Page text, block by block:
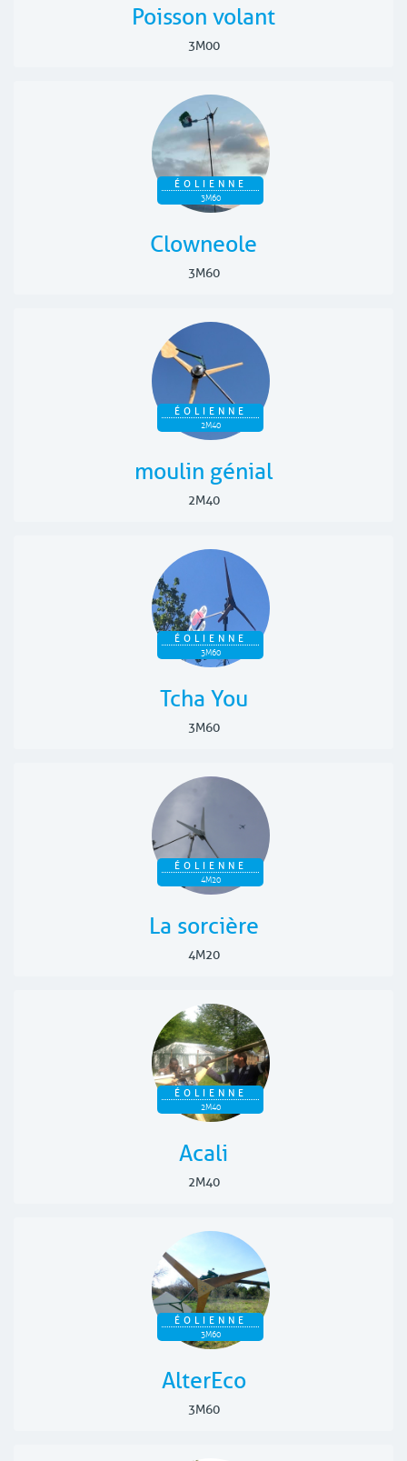
Poisson volant
3M00
ÉOLIENNE
3M60
Clowneole
3M60
ÉOLIENNE
2M40
moulin génial
2M40
ÉOLIENNE
3M60
Tcha You
3M60
ÉOLIENNE
4M20
La sorcière
4M20
ÉOLIENNE
2M40
Acali
2M40
ÉOLIENNE
3M60
AlterEco
3M60